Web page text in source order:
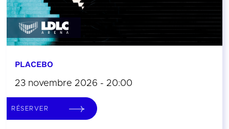
PLACEBO
23 novembre 2026 - 20:00
RÉSERVER